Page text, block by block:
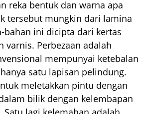
reka bentuk dan warna apa
tersebut mungkin dari lamina
bahan ini dicipta dari kertas
varnis. Perbezaan adalah
mempunyai ketebalan
satu lapisan pelindung.
meletakkan pintu dengan
bilik dengan kelembapan